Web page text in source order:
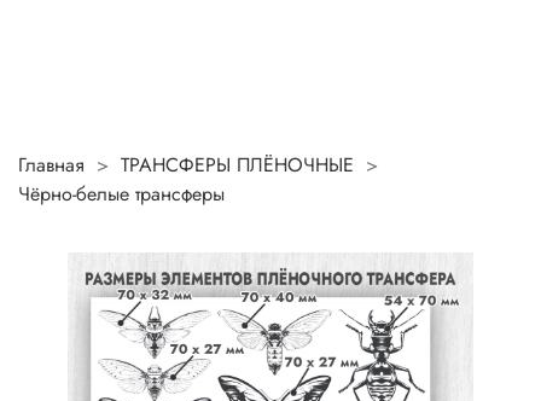
Главная
ТРАНСФЕРЫ ПЛЁНОЧНЫЕ
Чёрно-белые трансферы